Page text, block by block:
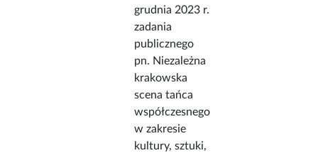
grudnia 2023 r.
zadania
publicznego
pn. Niezależna
krakowska
scena tańca
współczesnego
w zakresie
kultury, sztuki,